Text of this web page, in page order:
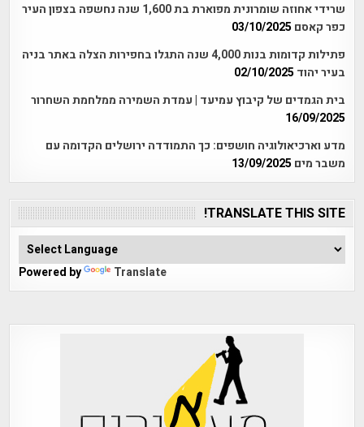
שרידי אחוזה שומרונית מפוארת בת 1,600 שנה נחשפה בצפון העיר
כפר קאסם 03/10/2025
פתילות קדומות בנות 4,000 שנה התגלו בחפירות הצלה באתר בניה
בעיר יהוד 02/10/2025
בית הגמדים של קיבוץ עמיעד | עמדת השמירה ממלחמת השחרור
16/09/2025
מדע וארכיאולוגיה חושפים: כך התמודדה ירושלים הקדומה עם
משבר מים 13/09/2025
TRANSLATE THIS SITE!
Powered by Translate